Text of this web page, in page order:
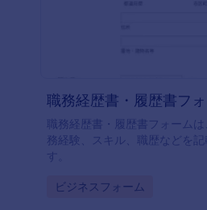
職務経歴書・履歴書フ
職務経歴書・履歴書フォーム
務経験、スキル、職歴などを
す。
Go to Category:
ビジネスフォーム